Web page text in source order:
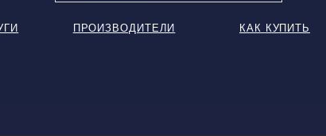
ПРОИЗВОДИТЕЛИ КАК КУПИТЬ